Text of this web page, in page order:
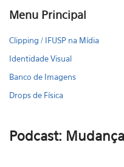
Menu Principal
Clipping / IFUSP na Mídia
Identidade Visual
Banco de Imagens
Drops de Física
Podcast: